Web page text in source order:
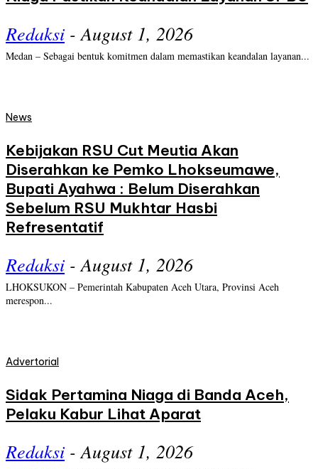
Redaksi - August 1, 2026
Medan – Sebagai bentuk komitmen dalam memastikan keandalan layanan...
News
Kebijakan RSU Cut Meutia Akan
Diserahkan ke Pemko Lhokseumawe,
Bupati Ayahwa : Belum Diserahkan
Sebelum RSU Mukhtar Hasbi
Refresentatif
Redaksi - August 1, 2026
LHOKSUKON – Pemerintah Kabupaten Aceh Utara, Provinsi Aceh
merespon...
Advertorial
Sidak Pertamina Niaga di Banda Aceh,
Pelaku Kabur Lihat Aparat
Redaksi - August 1, 2026